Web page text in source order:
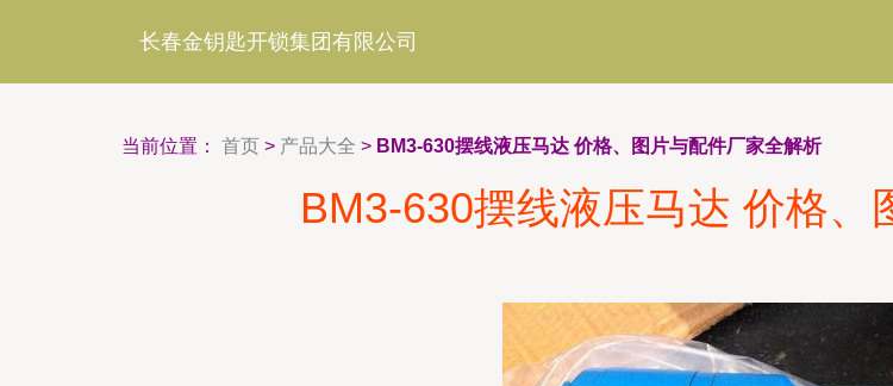
长春金钥匙开锁集团有限公司
当前位置： 首页 > 产品大全 > BM3-630摆线液压马达 价格、图片与配件厂家全解析
BM3-630摆线液压马达 价格、